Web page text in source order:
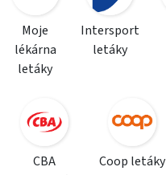
Moje
lékárna
letáky
Intersport
letáky
CBA
Coop letáky